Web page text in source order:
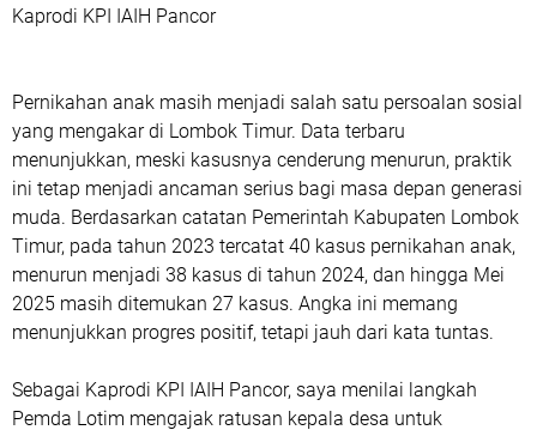
Kaprodi KPI IAIH Pancor
Pernikahan anak masih menjadi salah satu persoalan sosial
yang mengakar di Lombok Timur. Data terbaru
menunjukkan, meski kasusnya cenderung menurun, praktik
ini tetap menjadi ancaman serius bagi masa depan generasi
muda. Berdasarkan catatan Pemerintah Kabupaten Lombok
Timur, pada tahun 2023 tercatat 40 kasus pernikahan anak,
menurun menjadi 38 kasus di tahun 2024, dan hingga Mei
2025 masih ditemukan 27 kasus. Angka ini memang
menunjukkan progres positif, tetapi jauh dari kata tuntas.
Sebagai Kaprodi KPI IAIH Pancor, saya menilai langkah
Pemda Lotim mengajak ratusan kepala desa untuk